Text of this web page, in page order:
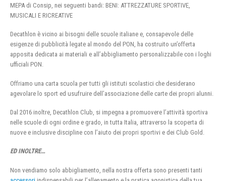
MEPA di Consip, nei seguenti bandi: BENI: ATTREZZATURE SPORTIVE,
MUSICALI E RICREATIVE
Decathlon è vicino ai bisogni delle scuole italiane e, consapevole delle
esigenze di pubblicità legate al mondo del PON, ha costruito un’offerta
apposita dedicata ai materiali e all’abbigliamento personalizzabile con i loghi
ufficiali PON.
Offriamo una carta scuola per tutti gli istituti scolastici che desiderano
agevolare lo sport ed usufruire dell’associazione delle carte dei propri alunni.
Dal 2016 inoltre, Decathlon Club, si impegna a promuovere l’attività sportiva
nelle scuole di ogni ordine e grado, in tutta Italia, attraverso la scoperta di
nuove e inclusive discipline con l’aiuto dei propri sportivi e dei Club Gold.
ED INOLTRE…
Non vendiamo solo abbigliamento, nella nostra offerta sono presenti tanti